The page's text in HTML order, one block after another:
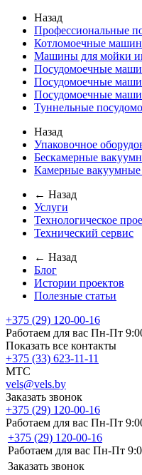
Назад
Профессиональные
Котломоечные
Машины для мойки
Посудомоечные
Посудомоечные
Посудомоечные
Туннельные
Назад
Упаковочное
Бескамерные
Камерные
← Назад
Услуги
Технологическое
Технический сервис
← Назад
Блог
Истории проектов
Полезные статьи
+375 (29) 120-00-16
Работаем для вас Пн-Пт
Показать все контакты
+375 (33) 623-11-11
MTC
vels@vels.by
Заказать звонок
+375 (29) 120-00-16
Работаем для вас Пн-Пт
+375 (29) 120-00-16
Работаем для вас Пн-Пт
Заказать звонок